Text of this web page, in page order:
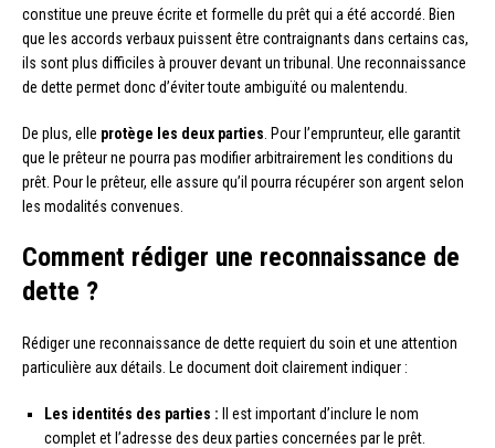
constitue une preuve écrite et formelle du prêt qui a été accordé. Bien
que les accords verbaux puissent être contraignants dans certains cas,
ils sont plus difficiles à prouver devant un tribunal. Une reconnaissance
de dette permet donc d’éviter toute ambiguïté ou malentendu.
De plus, elle protège les deux parties . Pour l’emprunteur, elle garantit
que le prêteur ne pourra pas modifier arbitrairement les conditions du
prêt. Pour le prêteur, elle assure qu’il pourra récupérer son argent selon
les modalités convenues.
Comment rédiger une reconnaissance de
dette ?
Rédiger une reconnaissance de dette requiert du soin et une attention
particulière aux détails. Le document doit clairement indiquer :
Les identités des parties : Il est important d’inclure le nom
complet et l’adresse des deux parties concernées par le prêt.